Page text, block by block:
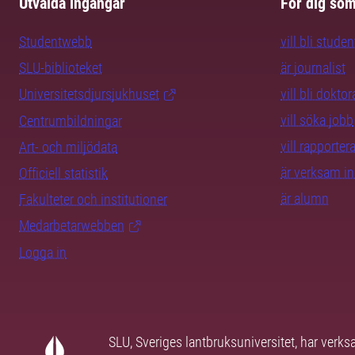
Studentwebb
SLU-biblioteket
Universitetsdjursjukhuset
Centrumbildningar
Art- och miljödata
Officiell statistik
Fakulteter och institutioner
Medarbetarwebben
Logga in
vill bli
är journalist
vill bli
vill söka jobb
vill
är verksam
är alumn
SLU, Sveriges lantbruksuniversitet, har